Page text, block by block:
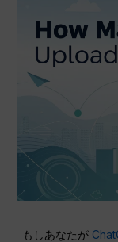
もしあなたが